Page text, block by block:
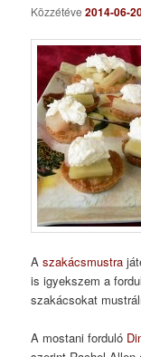
Közzétéve2014-06-
Aszakácsmustra
is igyekszem a
szakácsokat
A mostani forduló